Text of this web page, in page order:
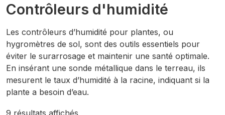
Contrôleurs d'humidité
Les contrôleurs d’humidité pour plantes, ou
hygromètres de sol, sont des outils essentiels pour
éviter le surarrosage et maintenir une santé optimale.
En insérant une sonde métallique dans le terreau, ils
mesurent le taux d’humidité à la racine, indiquant si la
plante a besoin d’eau.